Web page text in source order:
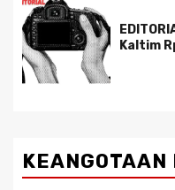
Kaltim
KEANGOTAAN